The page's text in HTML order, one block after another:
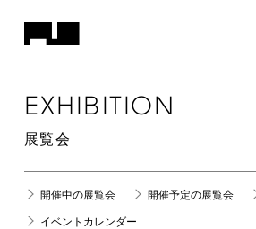
EXHIBITION
展覧会
開催中の展覧会 開催予定の展覧会
イベントカレンダー